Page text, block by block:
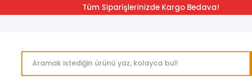
Tüm Siparişlerinizde Kargo Bedava!